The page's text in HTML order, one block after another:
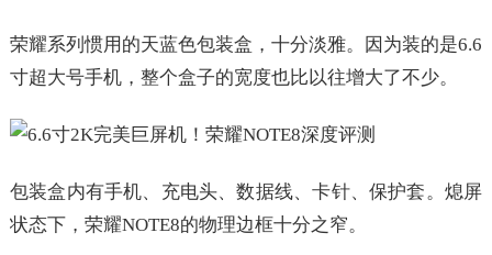
荣耀系列惯用的天蓝色包装盒，十分淡雅。因为装的是6.6
寸超大号手机，整个盒子的宽度也比以往增大了不少。
包装盒内有手机、充电头、数据线、卡针、保护套。熄屏
状态下，荣耀NOTE8的物理边框十分之窄。